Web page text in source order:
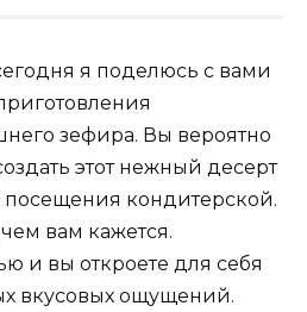
я поделюсь с вами
зефира. Вы вероятно
этот нежный десерт
посещения кондитерской.
вам кажется.
и вы откроете для себя
вкусовых ощущений.